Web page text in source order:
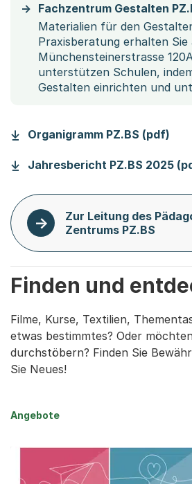
Fachzentrum Gestalten
Materialien für den
Praxisberatung erhalten Sie
Münchensteinerstrasse
unterstützen Schulen,
Gestalten einrichten und
Organigramm PZ.BS (pdf)
Jahresbericht PZ.BS 2025
Zur Leitung des
Zentrums PZ.BS
Finden und
Filme, Kurse, Textilien,
etwas bestimmtes? Oder
durchstöbern? Finden Sie
Sie Neues!
Angebote